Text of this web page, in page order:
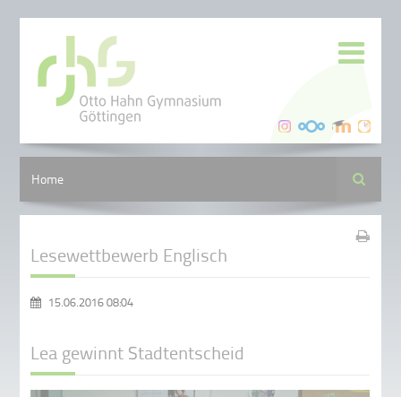
Home Suche
Lesewettbewerb Englisch
15.06.2016 08:04
Lea gewinnt Stadtentscheid